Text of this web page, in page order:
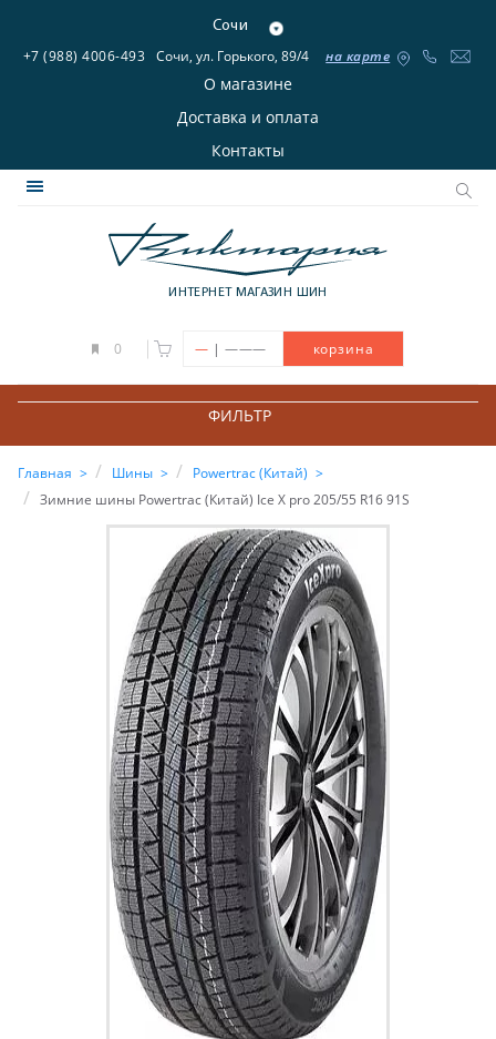
Сочи
+7 (988) 4006-493 Сочи, ул. Горького, 89/4 на карте
О магазине
Доставка и оплата
Контакты
ИНТЕРНЕТ МАГАЗИН ШИН
0 — | ——— корзина
ФИЛЬТР
Главная Шины
Powertrac (Китай)
Зимние шины Powertrac (Китай) Ice X pro 205/55 R16 91S